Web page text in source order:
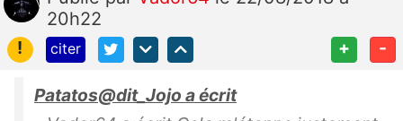
20h22
!
citer + -
Patatos@dit_Jojo a écrit